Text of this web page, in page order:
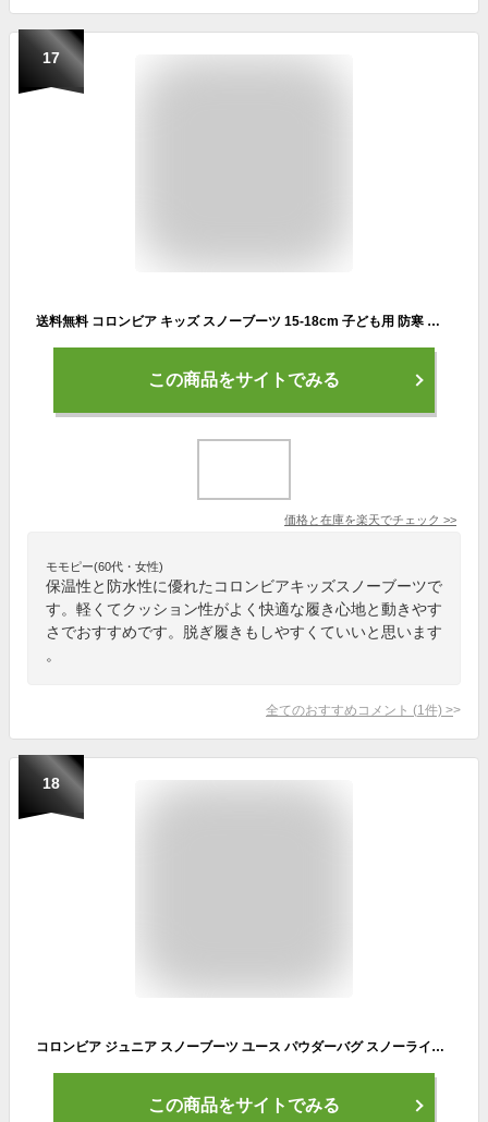
17
送料無料 コロンビア キッズ スノーブーツ 15-18cm 子ども用 防寒 防水ブーツ Columbia チルドレンズ パウダーバグ スノーライトストラップ 子供靴 ジュニア ユース スノトレ 保温 軽量 寒冷地 雪 スキー スノボ— 男の子 女の子 ブランド くつ/BC6077
この商品をサイトでみる
価格と在庫を楽天でチェック >>
モモピー(60代・女性)
保温性と防水性に優れたコロンビアキッズスノーブーツで
す。軽くてクッション性がよく快適な履き心地と動きやす
さでおすすめです。脱ぎ履きもしやすくていいと思います
。
全てのおすすめコメント (1 件) >
18
コロンビア ジュニア スノーブーツ ユース パウダーバグ スノーライト ストラップ ブラック ホワイト Columbia YOUTH POWDERBUG SNOWLITE STRAP BY6077 010
この商品をサイトでみる